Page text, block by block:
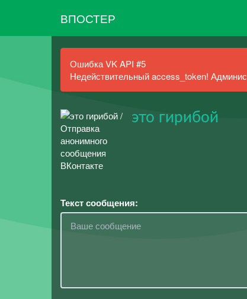
ВПОСТЕР
Ошибка VK API #5
Недействительный access_token!
это гирибой
Текст сообщения: